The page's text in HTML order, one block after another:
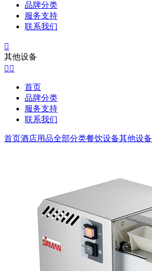
品牌分类
服务支持
联系我们

其他设备
 
首页
品牌分类
服务支持
联系我们
首页酒店用品全部分类餐饮设备其他设备